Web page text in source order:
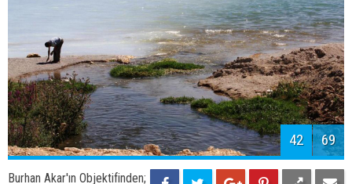
44 69
Burhan Akar'ın Objektifinden;